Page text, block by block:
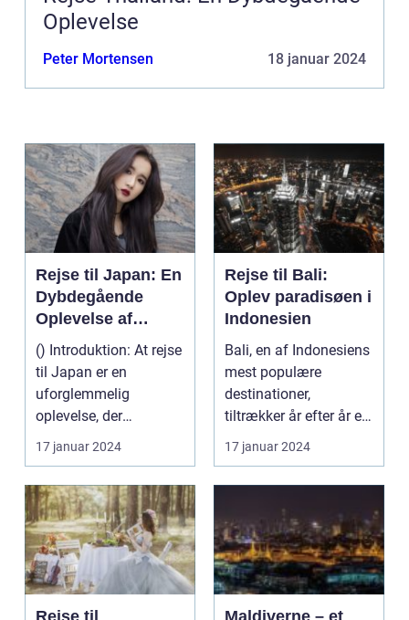
Oplevelse
Peter Mortensen 18 januar 2024
Rejse til Japan: En
Dybdegående
Oplevelse af
Kultur og Historie
() Introduktion: At rejse
til Japan er en
uforglemmelig
oplevelse, der
tilfredsstiller enhver
eventy...
17 januar 2024
Rejse til Bali:
Oplev paradisøen i
Indonesien
Bali, en af Indonesiens
mest populære
destinationer,
tiltrækker år efter år et
utal af rejsende og e...
17 januar 2024